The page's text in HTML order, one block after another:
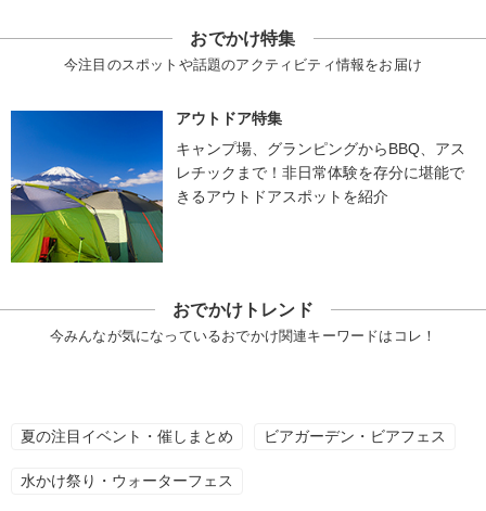
おでかけ特集
今注目のスポットや話題のアクティビティ情報をお届け
アウトドア特集
キャンプ場、グランピングからBBQ、アス
レチックまで！非日常体験を存分に堪能で
きるアウトドアスポットを紹介
おでかけトレンド
今みんなが気になっているおでかけ関連キーワードはコレ！
夏の注目イベント・催しまとめ ビアガーデン・ビアフェス
水かけ祭り・ウォーターフェス